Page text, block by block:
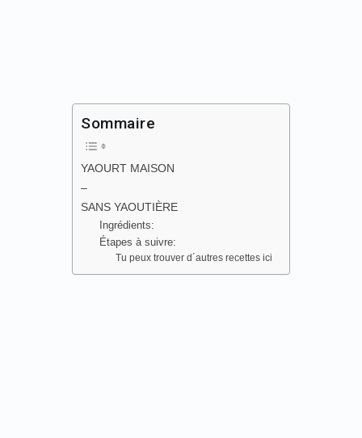
Sommaire
YAOURT MAISON
–
SANS YAOUTIÈRE
Ingrédients:
Étapes à suivre:
Tu peux trouver d´autres recettes ici